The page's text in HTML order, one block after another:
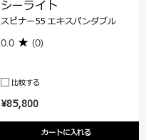
¥85,800
カートに入れる
シーライト
スピナー55 エキスパンダブル
0.0 (0)
比較する